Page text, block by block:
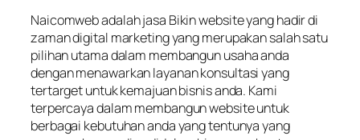
Naicomweb adalah jasa Bikin website yang hadir di
zaman digital marketing yang merupakan salah satu
pilihan utama dalam membangun usaha anda
dengan menawarkan layanan konsultasi yang
tertarget untuk kemajuan bisnis anda. Kami
terpercaya dalam membangun website untuk
berbagai kebutuhan anda yang tentunya yang